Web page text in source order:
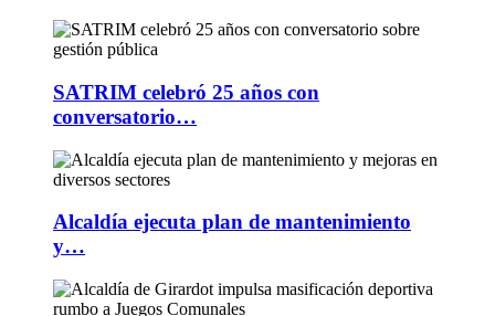
SATRIM celebró 25 años con
conversatorio…
Alcaldía ejecuta plan de mantenimiento
y…